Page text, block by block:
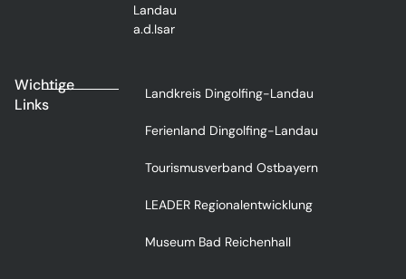
Landau
a.d.Isar
Wichtige
Links
Landkreis Dingolfing-Landau
Ferienland Dingolfing-Landau
Tourismusverband Ostbayern
LEADER Regionalentwicklung
Museum Bad Reichenhall